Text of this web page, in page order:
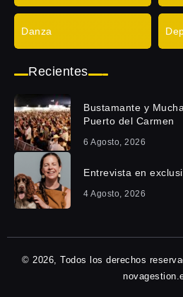
Danza
Recientes
Bustamante y
Puerto del Carmen
6 Agosto, 2026
Entrevista en
4 Agosto, 2026
© 2026, Todos los derechos